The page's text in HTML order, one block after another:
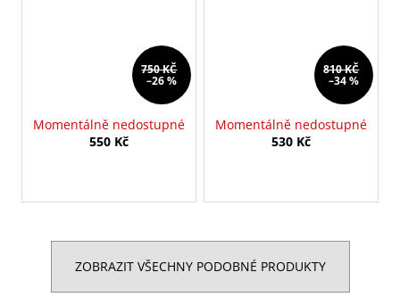
750 KČ
–26 %
Momentálně nedostupné
550 Kč
810 KČ
–34 %
Momentálně nedostupné
530 Kč
ZOBRAZIT VŠECHNY PODOBNÉ PRODUKTY